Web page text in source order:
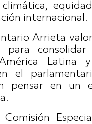
internacional.
Arrieta
para
Latina
el
pensar en un